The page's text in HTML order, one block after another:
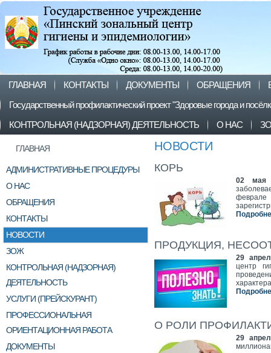
ГЛАВНАЯ КОНТАКТЫ ДОКУМЕНТЫ ОБРАЩЕНИЯ
Государственный профилактический проект "Здоровые города и
КОНТРОЛЬНАЯ (НАДЗОРНАЯ) ДЕЯТЕЛЬНОСТЬ
О НАС
ГЛАВНАЯ
АДМИНИСТРАТИВНЫЕ ПРОЦЕДУРЫ
О НАС
ОБРАЩЕНИЯ
КОНТАКТЫ
НОВОСТИ
ЗОЖ
КОНТРОЛЬНАЯ (НАДЗОРНАЯ)
ДЕЯТЕЛЬНОСТЬ
УСЛУГИ (ПРЕЙСКУРАНТ)
ПРОФЕССИОНАЛЬНАЯ
ОРИЕНТАЦИОННАЯ РАБОТА
ДОКУМЕНТЫ
НОВОСТИ
КОРЬ
02 мая
ПРОДУКЦИЯ,
29
центр
О РОЛИ
29